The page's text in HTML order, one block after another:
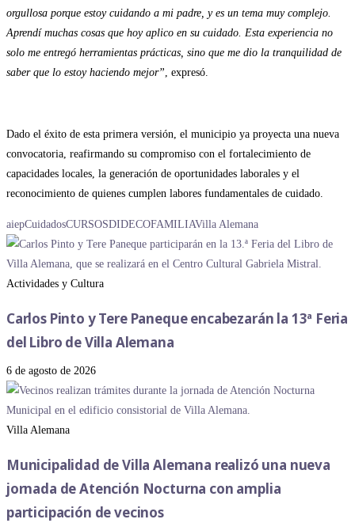
orgullosa porque estoy cuidando a mi padre, y es un tema muy complejo.
Aprendí muchas cosas que hoy aplico en su cuidado. Esta experiencia no
solo me entregó herramientas prácticas, sino que me dio la tranquilidad de
saber que lo estoy haciendo mejor” , expresó.
Dado el éxito de esta primera versión, el municipio ya proyecta una nueva
convocatoria, reafirmando su compromiso con el fortalecimiento de
capacidades locales, la generación de oportunidades laborales y el
reconocimiento de quienes cumplen labores fundamentales de cuidado.
aiepCuidadosCURSOSDIDECOFAMILIAVilla Alemana
Actividades y Cultura
Carlos Pinto y Tere Paneque encabezarán la 13ª Feria
del Libro de Villa Alemana
6 de agosto de 2026
Villa Alemana
Municipalidad de Villa Alemana realizó una nueva
jornada de Atención Nocturna con amplia
participación de vecinos